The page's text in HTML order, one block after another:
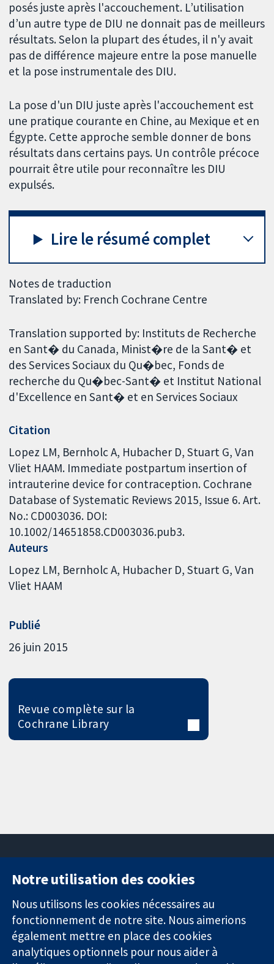
posés juste après l'accouchement. L’utilisation
d’un autre type de DIU ne donnait pas de meilleurs
résultats. Selon la plupart des études, il n'y avait
pas de différence majeure entre la pose manuelle
et la pose instrumentale des DIU.
La pose d'un DIU juste après l'accouchement est
une pratique courante en Chine, au Mexique et en
Égypte. Cette approche semble donner de bons
résultats dans certains pays. Un contrôle précoce
pourrait être utile pour reconnaître les DIU
expulsés.
Lire le résumé complet
Notes de traduction
Translated by: French Cochrane Centre
Translation supported by: Instituts de Recherche
en Sant� du Canada, Minist�re de la Sant� et
des Services Sociaux du Qu�bec, Fonds de
recherche du Qu�bec-Sant� et Institut National
d'Excellence en Sant� et en Services Sociaux
Citation
Lopez LM, Bernholc A, Hubacher D, Stuart G, Van
Vliet HAAM. Immediate postpartum insertion of
intrauterine device for contraception. Cochrane
Database of Systematic Reviews 2015, Issue 6. Art.
No.: CD003036. DOI:
10.1002/14651858.CD003036.pub3.
Auteurs
Lopez LM Bernholc A Hubacher D Stuart G Van
Vliet HAAM
Publié
26 juin 2015
Revue complète sur la
Cochrane Library
Des données
probantes.
Des décisions
éclairées.
11-13 Cavendish
Square
Londres
W1G0AN
Royaume-Uni
nous
Actualités
presse
Qui sommes-
Notre utilisation des cookies
Nous utilisons les cookies nécessaires au
fonctionnement de notre site. Nous aimerions
également mettre en place des cookies
analytiques optionnels pour nous aider à